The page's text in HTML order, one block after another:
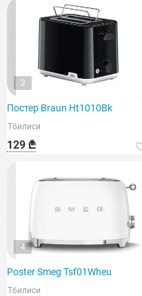
2
Постер Braun Ht1010Bk
Тбилиси
129 ₾
4
Poster Smeg Tsf01Wheu
Тбилиси